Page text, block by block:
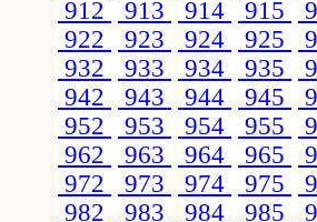
912
913 914 915
922
923 924 925
932
933 934 935
942
943 944 945
952
953 954 955
962
963 964 965
972
973 974 975
982
983 984 985